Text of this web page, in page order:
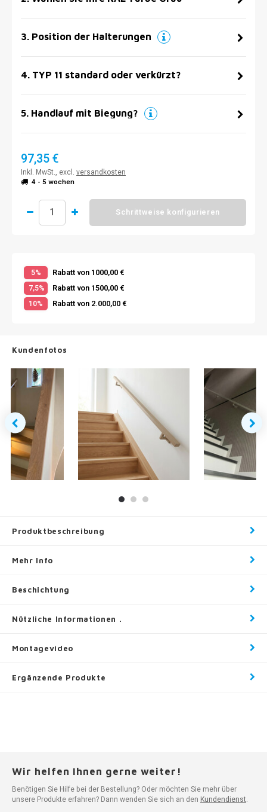
3. Position der Halterungen
4. TYP 11 standard oder verkürzt?
5. Handlauf mit Biegung?
97,35 €
Inkl. MwSt., excl. versandkosten
4 - 5 wochen
Schrittweise konfigurieren
5% Rabatt von 1000,00 €
7,5% Rabatt von 1500,00 €
10% Rabatt von 2.000,00 €
Kundenfotos
Produktbeschreibung
Mehr Info
Beschichtung
Nützliche Informationen .
Montagevideo
Ergänzende Produkte
Wir helfen Ihnen gerne weiter!
Benötigen Sie Hilfe bei der Bestellung? Oder möchten Sie mehr über
unsere Produkte erfahren? Dann wenden Sie sich an den Kundendienst.